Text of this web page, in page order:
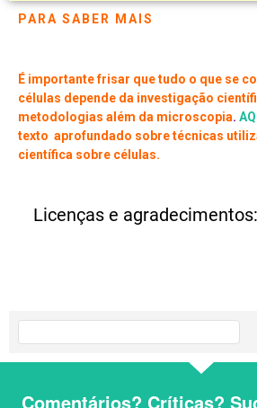
PARA SABER MAIS
É importante frisar que tudo o que se
células depende da investigação
metodologias além da microscopia.
texto aprofundado sobre técnicas
científica sobre células.
Licenças e
Comentários? Críticas?